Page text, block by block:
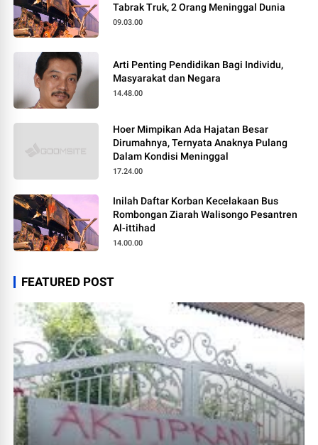
Tabrak Truk, 2 Orang Meninggal Dunia
09.03.00
Arti Penting Pendidikan Bagi Individu,
Masyarakat dan Negara
14.48.00
Hoer Mimpikan Ada Hajatan Besar
Dirumahnya, Ternyata Anaknya Pulang
Dalam Kondisi Meninggal
17.24.00
Inilah Daftar Korban Kecelakaan Bus
Rombongan Ziarah Walisongo Pesantren
Al-ittihad
14.00.00
FEATURED POST